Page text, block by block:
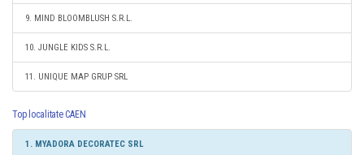
9. MIND BLOOMBLUSH S.R.L.
10. JUNGLE KIDS S.R.L.
11. UNIQUE MAP GRUP SRL
Top localitate CAEN
1. MYADORA DECORATEC SRL